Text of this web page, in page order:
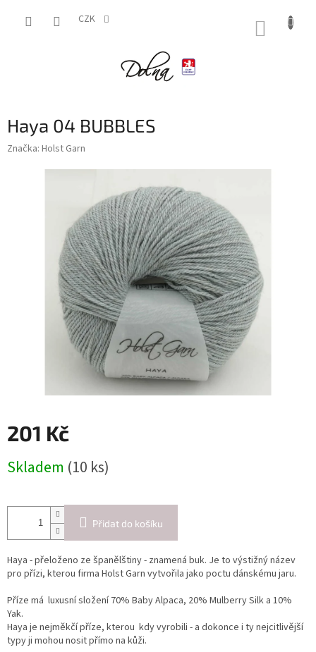
CZK
Haya 04 BUBBLES
Značka: Holst Garn
201 Kč
cena:
Skladem (10 ks)
Přidat do košíku
Haya - přeloženo ze španělštiny - znamená buk. Je to výstižný název
pro přízi, kterou firma Holst Garn vytvořila jako poctu dánskému jaru.
Příze má luxusní složení 70% Baby Alpaca, 20% Mulberry Silk a 10%
Yak.
Haya je nejměkčí příze, kterou kdy vyrobili - a dokonce i ty nejcitlivější
typy ji mohou nosit přímo na kůži.